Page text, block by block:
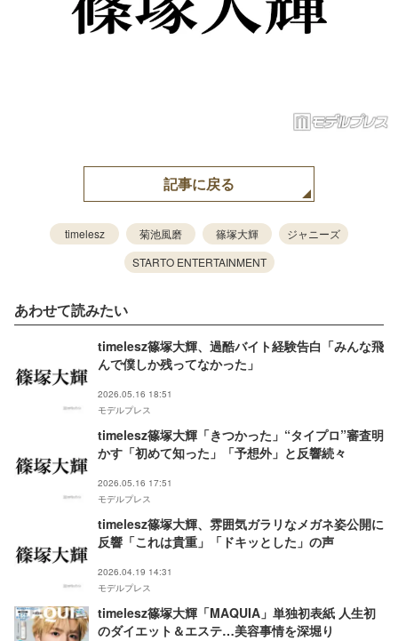
記事に戻る
timelesz 菊池風磨 篠塚大輝
ジャニーズ
STARTO ENTERTAINMENT
あわせて読みたい
timelesz篠塚大輝、過酷バイト経験告白「みんな飛
んで僕しか残ってなかった」
2026.05.16 18:51
モデルプレス
timelesz篠塚大輝「きつかった」“タイプロ”審査明
かす「初めて知った」「予想外」と反響続々
2026.05.16 17:51
モデルプレス
timelesz篠塚大輝、雰囲気ガラリなメガネ姿公開に
反響「これは貴重」「ドキッとした」の声
2026.04.19 14:31
モデルプレス
timelesz篠塚大輝「MAQUIA」単独初表紙 人生初
のダイエット＆エステ…美容事情を深堀り